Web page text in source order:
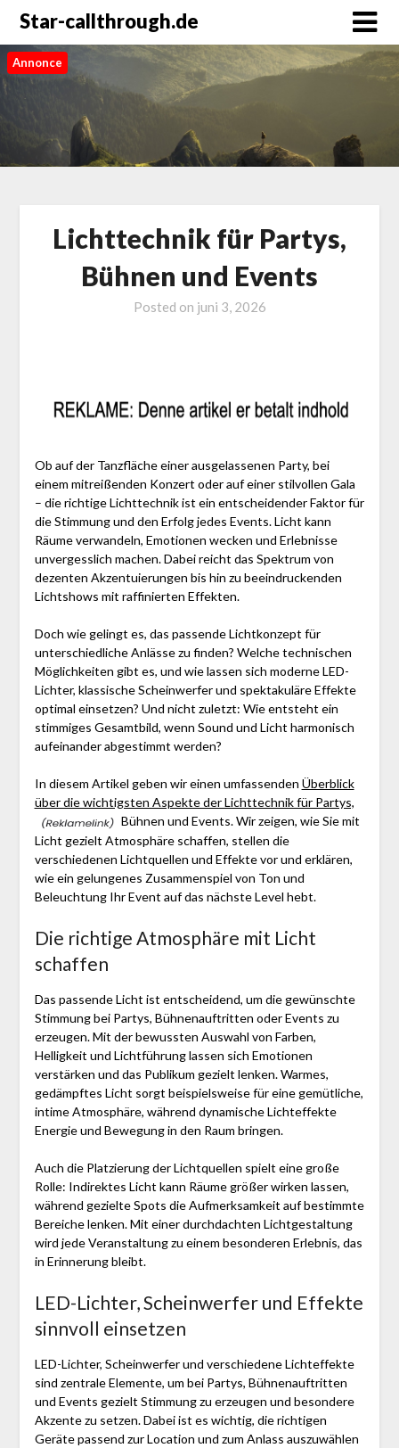
Star-callthrough.de
Annonce
Lichttechnik für Partys,
Bühnen und Events
Posted on juni 3, 2026
Ob auf der Tanzfläche einer ausgelassenen Party, bei
einem mitreißenden Konzert oder auf einer stilvollen Gala
– die richtige Lichttechnik ist ein entscheidender Faktor für
die Stimmung und den Erfolg jedes Events. Licht kann
Räume verwandeln, Emotionen wecken und Erlebnisse
unvergesslich machen. Dabei reicht das Spektrum von
dezenten Akzentuierungen bis hin zu beeindruckenden
Lichtshows mit raffinierten Effekten.
Doch wie gelingt es, das passende Lichtkonzept für
unterschiedliche Anlässe zu finden? Welche technischen
Möglichkeiten gibt es, und wie lassen sich moderne LED-
Lichter, klassische Scheinwerfer und spektakuläre Effekte
optimal einsetzen? Und nicht zuletzt: Wie entsteht ein
stimmiges Gesamtbild, wenn Sound und Licht harmonisch
aufeinander abgestimmt werden?
In diesem Artikel geben wir einen umfassenden Überblick
über die wichtigsten Aspekte der Lichttechnik für Partys,
Bühnen und Events. Wir zeigen, wie Sie mit
Licht gezielt Atmosphäre schaffen, stellen die
verschiedenen Lichtquellen und Effekte vor und erklären,
wie ein gelungenes Zusammenspiel von Ton und
Beleuchtung Ihr Event auf das nächste Level hebt.
Die richtige Atmosphäre mit Licht
schaffen
Das passende Licht ist entscheidend, um die gewünschte
Stimmung bei Partys, Bühnenauftritten oder Events zu
erzeugen. Mit der bewussten Auswahl von Farben,
Helligkeit und Lichtführung lassen sich Emotionen
verstärken und das Publikum gezielt lenken. Warmes,
gedämpftes Licht sorgt beispielsweise für eine gemütliche,
intime Atmosphäre, während dynamische Lichteffekte
Energie und Bewegung in den Raum bringen.
Auch die Platzierung der Lichtquellen spielt eine große
Rolle: Indirektes Licht kann Räume größer wirken lassen,
während gezielte Spots die Aufmerksamkeit auf bestimmte
Bereiche lenken. Mit einer durchdachten Lichtgestaltung
wird jede Veranstaltung zu einem besonderen Erlebnis, das
in Erinnerung bleibt.
LED-Lichter, Scheinwerfer und Effekte
sinnvoll einsetzen
LED-Lichter, Scheinwerfer und verschiedene Lichteffekte
sind zentrale Elemente, um bei Partys, Bühnenauftritten
und Events gezielt Stimmung zu erzeugen und besondere
Akzente zu setzen. Dabei ist es wichtig, die richtigen
Geräte passend zur Location und zum Anlass auszuwählen